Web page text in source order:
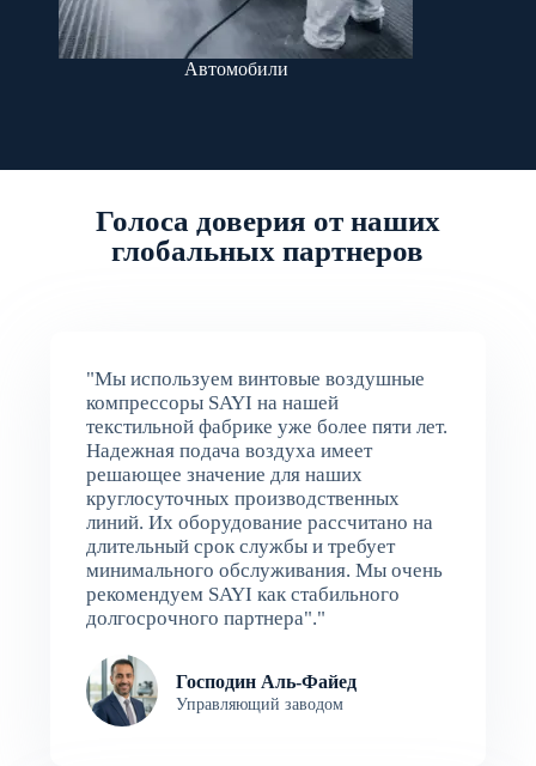
Автомобили
Голоса доверия от наших
глобальных партнеров
"Мы используем винтовые воздушные
компрессоры SAYI на нашей
текстильной фабрике уже более пяти лет.
Надежная подача воздуха имеет
решающее значение для наших
круглосуточных производственных
линий. Их оборудование рассчитано на
длительный срок службы и требует
минимального обслуживания. Мы очень
рекомендуем SAYI как стабильного
долгосрочного партнера"."
Господин Аль-Файед
Управляющий заводом